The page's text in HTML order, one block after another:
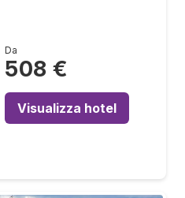
Da
508 €
Visualizza hotel